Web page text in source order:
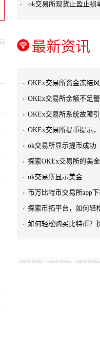
ok交易所现货止盈止损
最新资讯
OKEx交易所资金冻结
OKEx交易所余额不足
OKEx交易所系统故障
OKEx交易所提币提示
ok交易所显示提币成功
探索OKEx交易所的美
ok交易所显示美金
币万比特币交易所app
探索币拓平台，如何轻
如何轻松购买比特币？